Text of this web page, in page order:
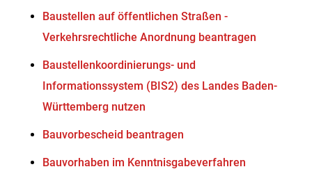
Baustellen auf öffentlichen Straßen -
Verkehrsrechtliche Anordnung beantragen
Baustellenkoordinierungs- und
Informationssystem (BIS2) des Landes Baden-
Württemberg nutzen
Bauvorbescheid beantragen
Bauvorhaben im Kenntnisgabeverfahren